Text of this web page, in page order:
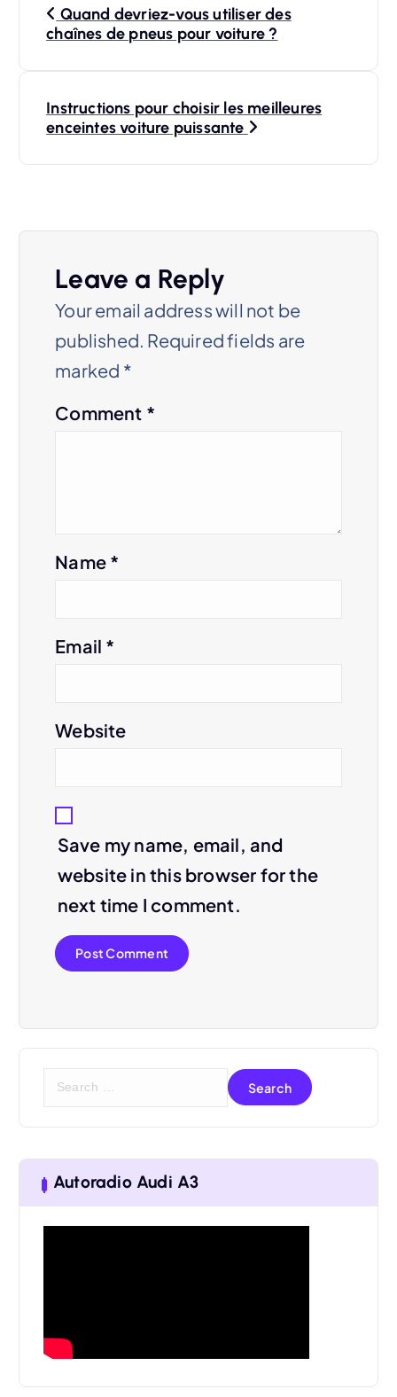
i
Quand devriez-vous utiliser des
chaînes de pneus pour voiture ?
Instructions pour choisir les meilleures
enceintes voiture puissante
Leave a Reply
Your email address will not be
published. Required fields are
marked *
Comment *
Name *
Email *
Website
Save my name, email, and
website in this browser for the
next time I comment.
e
r
c
h
:
Autoradio Audi A3